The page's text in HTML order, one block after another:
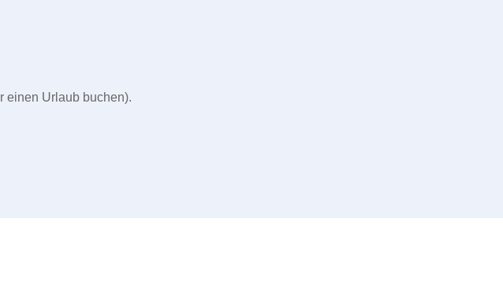
einen Urlaub buchen).